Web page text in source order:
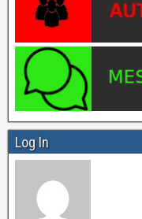
Log In